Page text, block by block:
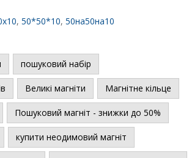
, 50*50*10, 50на50на10
пошуковий набір
Великі магніти Магнітне кільце
Пошуковий магніт - знижки до 50%
купити неодимовий магніт